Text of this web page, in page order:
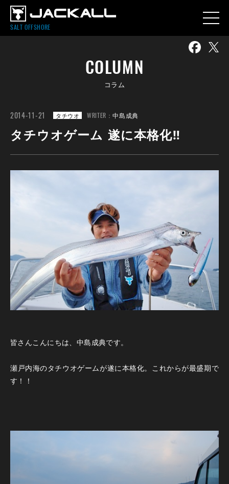
SALT OFFSHORE
COLUMN
コラム
2014-11-21 タチウオ WRITER：中島成典
タチウオゲーム 遂に本格化‼
皆さんこんにちは、中島成典です。
瀬戸内海のタチウオゲームが遂に本格化。これからが最盛期で
す！！